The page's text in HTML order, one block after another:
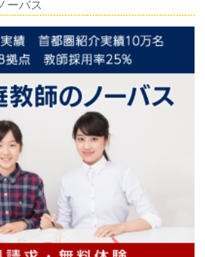
ーバス